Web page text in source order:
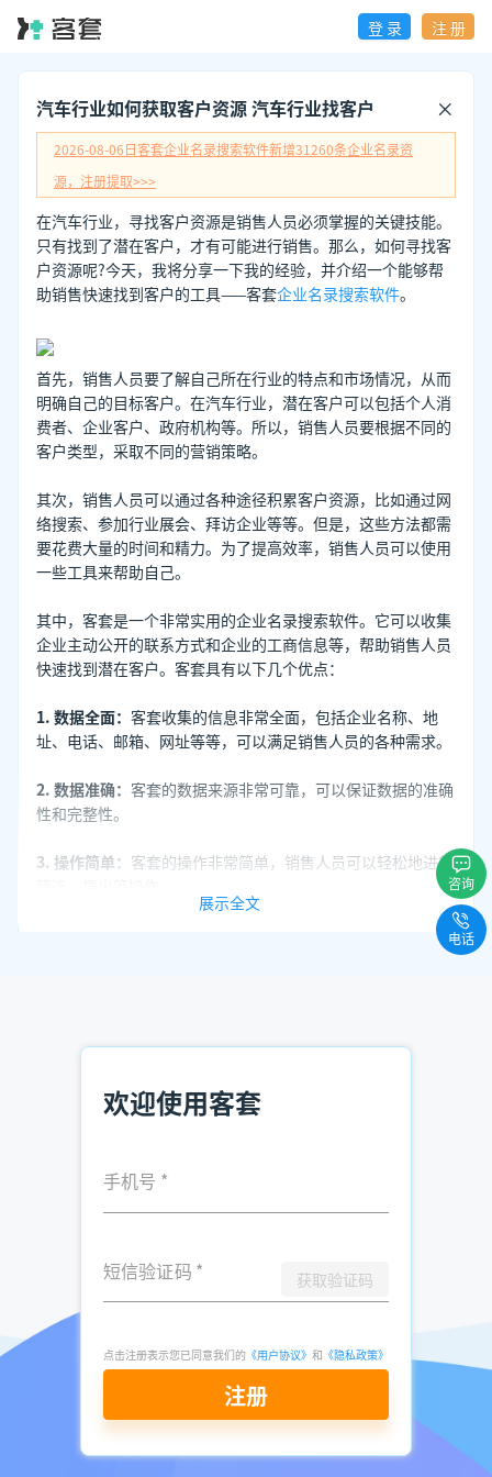
登 录 注 册
汽车行业如何获取客户资源 汽车行业找客户
2026-08-06日客套企业名录搜索软件新增31260条企业名录资
源，注册提取>>>
在汽车行业，寻找客户资源是销售人员必须掌握的关键技能。
只有找到了潜在客户，才有可能进行销售。那么，如何寻找客
户资源呢?今天，我将分享一下我的经验，并介绍一个能够帮
助销售快速找到客户的工具——客套企业名录搜索软件。
首先，销售人员要了解自己所在行业的特点和市场情况，从而
明确自己的目标客户。在汽车行业，潜在客户可以包括个人消
费者、企业客户、政府机构等。所以，销售人员要根据不同的
客户类型，采取不同的营销策略。
其次，销售人员可以通过各种途径积累客户资源，比如通过网
络搜索、参加行业展会、拜访企业等等。但是，这些方法都需
要花费大量的时间和精力。为了提高效率，销售人员可以使用
一些工具来帮助自己。
其中，客套是一个非常实用的企业名录搜索软件。它可以收集
企业主动公开的联系方式和企业的工商信息等，帮助销售人员
快速找到潜在客户。客套具有以下几个优点：
1. 数据全面： 客套收集的信息非常全面，包括企业名称、地
址、电话、邮箱、网址等等，可以满足销售人员的各种需求。
2. 数据准确： 客套的数据来源非常可靠，可以保证数据的准确
性和完整性。
3. 操作简单： 客套的操作非常简单，销售人员可以轻松地进行
另外，我还想介绍一个销售小技巧——“热情问候”。在与客
户沟通时，销售人员要展现出热情和友好，用亲切的语言和客
总之，在汽车行业寻找客户资源是一项重要的工作，需要销售
巧来提高效率和提升销售业绩。希望以上的经验分享能够对广
推荐阅读：
安徽客户资源获取 怎么找安徽省客户资源
怎么找杭州省企业信息 杭州如何找客户资源
客套企业名录搜索软件
点击立即申请免费试用
展示全文
欢迎使用客套
手机号 *
短信验证码 * 获取验证码
点击注册表示您已同意我们的 《用户协议》 和 《隐私政策》
注册
咨询
电话